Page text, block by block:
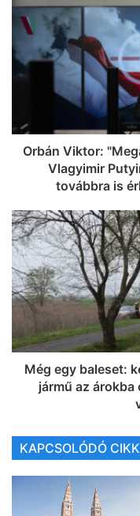
Orbán Viktor:
Vlagyimir
továbbra is
Még egy baleset:
jármű az
KAPCSOLÓDÓ